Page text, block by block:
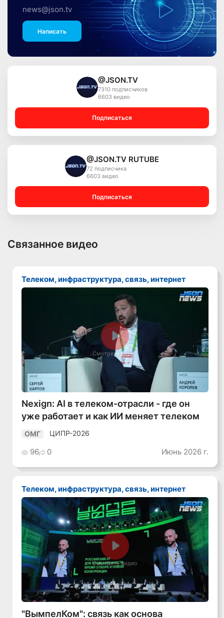
news@json.tv
Написать
@JSON.TV
7310 подписчиков
6603 видео
Подписаться
@JSON.TV RUTUBE
72 подписчика
6603 видео
Подписаться
Связанное видео
Телеком, инфраструктура, связь, интернет
Смотреть видео
Nexign: AI в телеком-отрасли - где он
уже работает и как ИИ меняет телеком
ОМГ ЦИПР-2026
96 0 Июнь 2026 г.
Телеком, инфраструктура, связь, интернет
Смотреть видео
"ВымпелКом": связь как основа